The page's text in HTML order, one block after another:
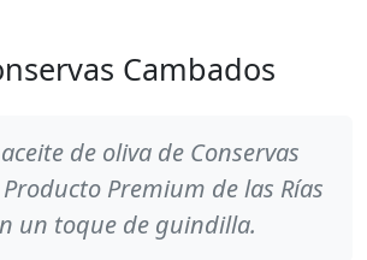
Cambados
de oliva de Conservas
Premium de las Rías
un toque de guindilla.